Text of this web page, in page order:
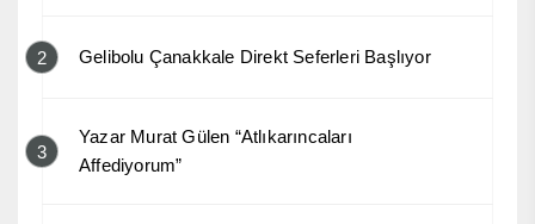
2 Gelibolu Çanakkale Direkt Seferleri Başlıyor
3
Yazar Murat Gülen “Atlıkarıncaları
Affediyorum”